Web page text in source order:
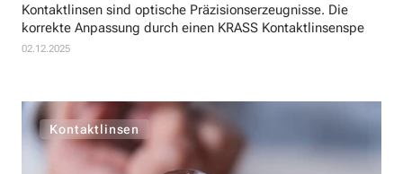
Kontaktlinsen sind optische Präzisionserzeugnisse. Die
korrekte Anpassung durch einen KRASS Kontaktlinsenspe
02.12.2025
Kontaktlinsen